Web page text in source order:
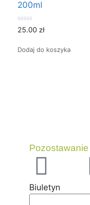
200ml
0
t
25.00 zł
Dodaj do koszyka
Biuletyn